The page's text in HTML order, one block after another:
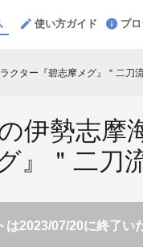
使い方ガイド プ
クター『碧志摩メグ』＂二刀
伊勢志摩
』＂二刀
は2023/07/20に終了い